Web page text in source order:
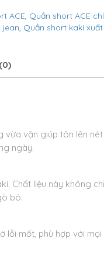
ACE, Quần short ACE
jean, Quần short kaki xuất
vặn giúp tôn lên
ngày.
Chất liệu này không
bó.
mốt, phù hợp với